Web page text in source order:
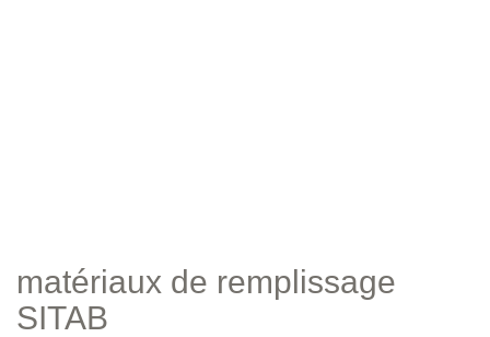
matériaux de remplissage
SITAB